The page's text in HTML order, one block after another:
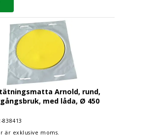
Brunnstätningsmatta Arnold, rund, för
Arnold, rund,
med låda, Ø 450
838413
är exklusive moms.